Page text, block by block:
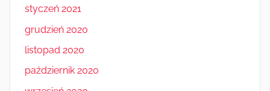
styczeń 2021
grudzień 2020
listopad 2020
październik 2020